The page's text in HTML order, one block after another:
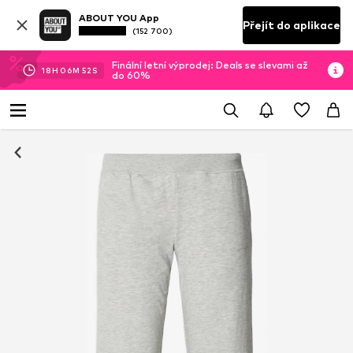
ABOUT YOU App
(152 700) Přejít do aplikace
18H 06M 52 S
Finální letní výprodej: Deals se slevami až
do 60%